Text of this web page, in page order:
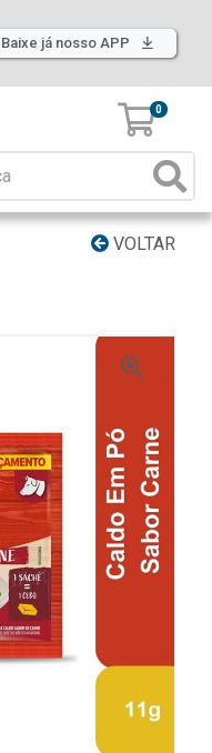
Baixe já nosso APP
0
VOLTAR